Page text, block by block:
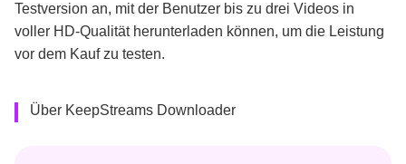
Testversion an, mit der Benutzer bis zu drei Videos in
voller HD-Qualitätherunterladen können, um die Leistung
vor dem Kauf zu testen.
Über KeepStreams Downloader